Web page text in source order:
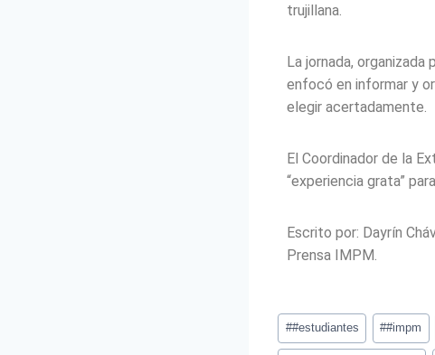
trujillana.
La jornada, organizada
enfocó en informar y
elegir acertadamente.
El Coordinador de la
“experiencia grata”
Escrito por: Dayrín
Prensa IMPM.
##estudiantes ##impm